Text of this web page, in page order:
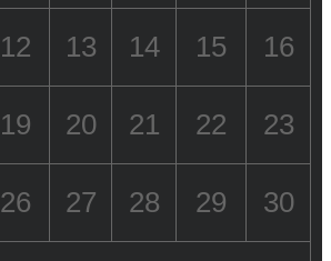
12 13 14 15 16
19 20 21 22 23
26 27 28 29 30